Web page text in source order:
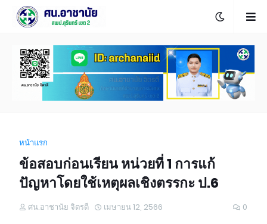
หน้าแรก
ข้อสอบก่อนเรียน หน่วยที่ 1 การแก้
ปัญหาโดยใช้เหตุผลเชิงตรรกะ ป.6
ศน.อาชานัย จิตรดี เมษายน 12, 2566 0